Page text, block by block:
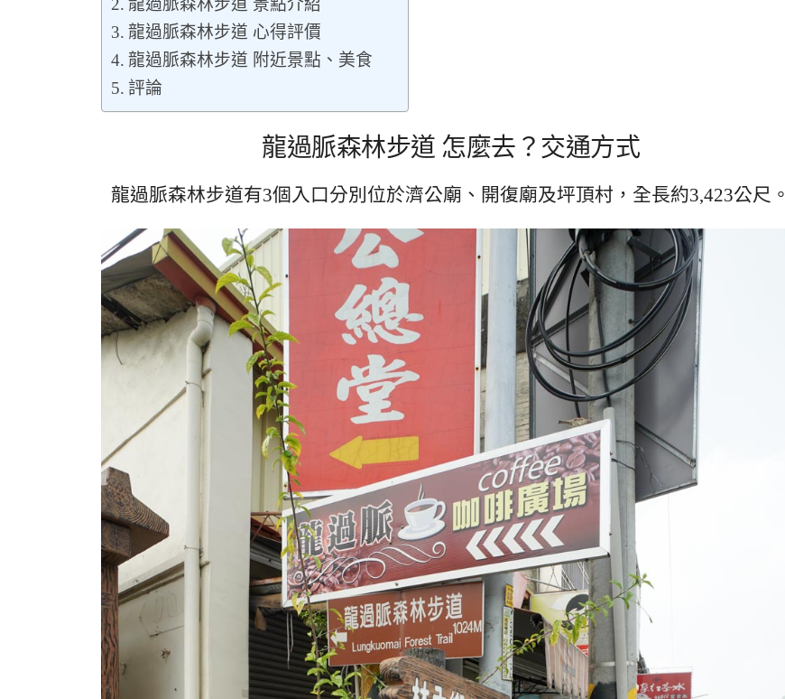
龍過脈森林步道 景點介紹
龍過脈森林步道 心得評價
龍過脈森林步道 附近景點、美食
評論
龍過脈森林步道 怎麼去？交通方式
龍過脈森林步道有3個入口分別位於濟公廟、開復廟及坪頂村，全長約3,423公尺。